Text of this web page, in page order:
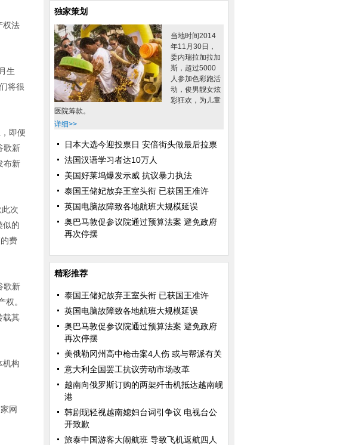
权法
生
将很
即便
歌新
布新
次
似的
费
歌新
。
载其
机构
网
独家策划
当地时间2014
年11月30日，
委内瑞拉加拉加
斯，超过5000
人参加色彩跑活
动，俊男靓女炫
彩狂欢，为儿童
医院筹款。
详细>>
日本大选今迎投票日 安倍街头做最后拉票
法国汉语学习者达10万人
美国好莱坞爆发示威 抗议暴力执法
泰国王储妃放弃王室头衔 已获国王准许
英国电脑故障致各地航班大规模延误
奥巴马敦促参议院通过预算法案 避免政府
再次停摆
精彩推荐
泰国王储妃放弃王室头衔 已获国王准许
英国电脑故障致各地航班大规模延误
奥巴马敦促参议院通过预算法案 避免政府
再次停摆
美俄勒冈州高中枪击案4人伤 或与帮派有关
意大利全国罢工抗议劳动市场改革
越南向俄罗斯订购的两架歼击机抵达越南岘
港
韩剧现轻视越南媳妇台词引争议 电视台公
开致歉
旅泰中国游客大闹航班 导致飞机返航四人